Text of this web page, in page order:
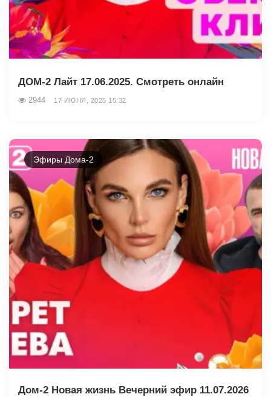
ДОМ-2 Лайт 17.06.2025. Смотреть онлайн
2944 17 ИЮНЯ, 2025 15:32
Эфиры Дома-2
Дом-2 Новая жизнь Вечерний эфир 11.07.2026